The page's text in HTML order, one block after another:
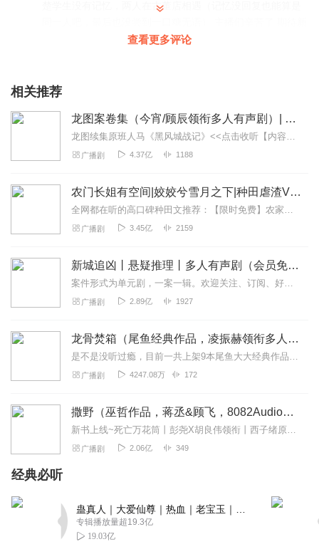
楚学生没有记忆，两人在古董店相遇（记忆没回复也能算是
蓝蓝蓝蓝蓝蓝蓝精灵
这剧情仿佛是ai写的，而且不是全本写下来，是一章一章的
文算是高开低走（也没高），作者搭一个宏大的世界观，甚
最后还想be让这文达到一个高峰。但是作者的水平不足以支
撑他的这些观点导致这文逻辑莫名就像是写论文时老师的评
语“一长条的水泥路里突然出现了几段柏油路”，真的太莫名
权谋和战事，但来回都那几句，人物也没塑造起来，平淡莫
名。好像我小学应付老师让写的800字作文而废话连篇
2025-03-25
江河之约
故事情节环环相扣，真有意思！听着上头。主播声音好听，
推荐！
回复
走万里听万卷
主播达达，你又播百合文了，爱了爱了，支持你，加油ｸﾞｯ!
老夫当年很帅
查看更多评论
相关推荐
龙图案卷集（今宵/顾辰领衔多人有声剧）| 探案
龙图续集原班人马《黑风城战记》<<点击收听【内容简介】《龙图案卷集》是由耳雅根据古典名著《三侠五义》（又叫七五）改编所写的网络小说，主要讲述的是鼠（白玉堂）...
广播剧 4.37亿 1188
农门长姐有空间|姣姣兮雪月之下|种田虐渣VIP免费
全网都在听的高口碑种田文推荐：【限时免费】农家小福女|姣姣兮郁雨竹|全网最快寒门大俗人|姣姣兮杜骁|萌宝女强古言爽文魏晋干饭人未删减全网最快|农家小福...
广播剧 3.45亿 2159
新城追凶丨悬疑推理丨多人有声剧（会员免费）
案件形式为单元剧，一案一辑。欢迎关注、订阅、好评！“新闻里播不得的，咱们小说里见！”一座充满活力的新兴沿海城市，看似平常的生活中，却发生了种种离奇的罪犯案件，”...
广播剧 2.89亿 1927
龙骨焚箱（尾鱼经典作品，凌振赫领衔多人有声剧）
是不是没听过瘾，目前一共上架9本尾鱼大大经典作品有声书啦~~听单合集已经准备好，赶紧收听：尾鱼有声书作品合集感受更多尾鱼作品的魅力！内容简介神话、传说、身世、解...
广播剧 4247.08万 172
撒野（巫哲作品，蒋丞&顾飞，8082Audio制作）| 左肩有你原著
新书上线~死亡万花筒丨彭尧X胡良伟领衔丨西子绪原著丨灵异/悬疑/无限流多人有声剧点击跳转收听哦~喜提破亿！#撒野印象大调查#活动上线！>戳此参与<福利四：播...
广播剧 2.06亿 349
经典必听
专辑播放量超19.3亿
19.03亿